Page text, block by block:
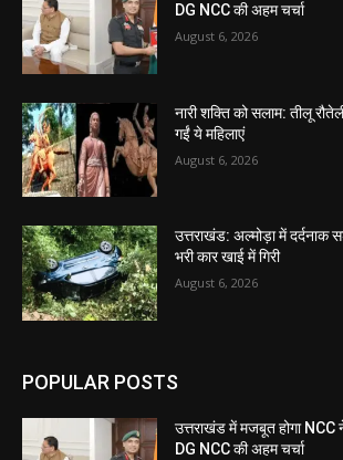
DG NCC की अहम चर्चा
August 6, 2026
नारी शक्ति को सलाम: तीलू
गईं ये महिलाएं
August 6, 2026
उत्तराखंड: अल्मोड़ा में दर्दनाक
भरी कार खाई में गिरी
August 6, 2026
POPULAR POSTS
उत्तराखंड में मजबूत होगा NCC
DG NCC की अहम चर्चा